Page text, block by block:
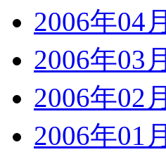
2006年04月
2006年03月
2006年02月
2006年01月